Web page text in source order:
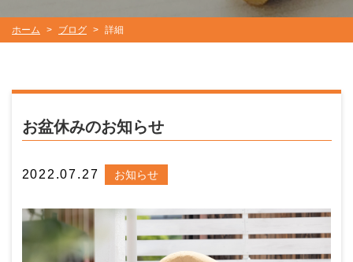
ホーム > ブログ > 詳細
お盆休みのお知らせ
2022.07.27 お知らせ